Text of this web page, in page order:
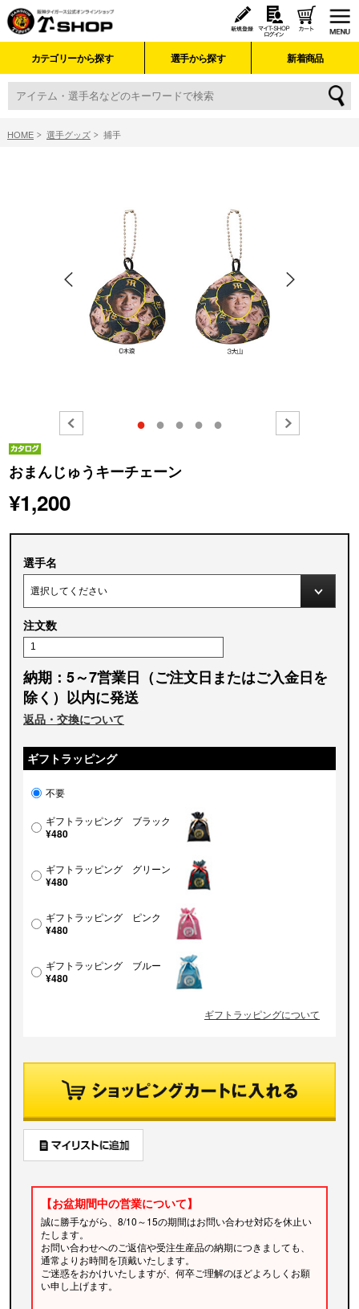
カテゴリーから探す 選手から探す 新着商品
HOME 選手グッズ 捕手
● ● ● ● ●
おまんじゅうキーチェーン
¥1,200
選手名
注文数
納期：5～7営業日（ご注文日またはご入金日を
除く）以内に発送
返品・交換について
ギフトラッピング
不要
ギフトラッピング ブラック
¥480
ギフトラッピング グリーン
¥480
ギフトラッピング ピンク
¥480
ギフトラッピング ブルー
¥480
ギフトラッピングについて
【お盆期間中の営業について】
誠に勝手ながら、8/10～15の期間はお問い合わせ対応を休止い
たします。
お問い合わせへのご返信や受注生産品の納期につきましても、
通常よりお時間を頂戴いたします。
ご迷惑をおかけいたしますが、何卒ご理解のほどよろしくお願
い申し上げます。